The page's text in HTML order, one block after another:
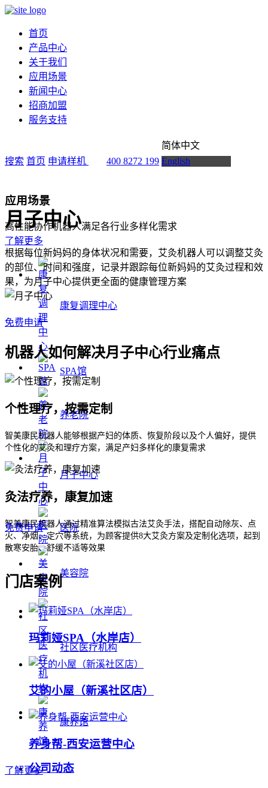
首页
产品中心
关于我们
应用场景
新闻中心
招商加盟
服务支持
搜索 首页 申请样机 400 8272 199
简体中文
English
应用场景
高性能协作机器人满足各行业多样化需求
了解更多
康复调理中心
SPA馆
养老院
月子中心
医院
美容院
社区医疗机构
康养馆
公司动态
月子中心
根据每位新妈妈的身体状况和需要，艾灸机器人可以调整艾灸
的部位、时间和强度，记录并跟踪每位新妈妈的艾灸过程和效
果，为月子中心提供更全面的健康管理方案
免费申请
机器人如何解决月子中心行业痛点
个性理疗，按需定制
智美康民机器人能够根据产妇的体质、恢复阶段以及个人偏好，提供
个性化的艾灸和理疗方案，满足产妇多样化的康复需求
灸法疗养，康复加速
智美康民机器人通过精准算法模拟古法艾灸手法，搭配自动除灰、点
火、净烟、定穴等系统，为顾客提供8大艾灸方案及定制化选项，起到
散寒安胎、舒缓不适等效果
免费申请
门店案例
玛莉娅SPA（水岸店）
艾的小屋（新溪社区店）
养身帮-西安运营中心
了解更多